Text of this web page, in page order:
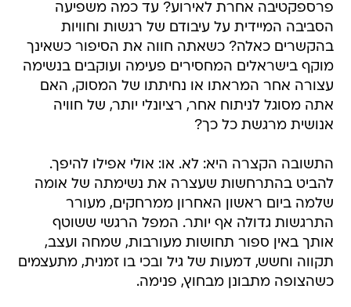
פרספקטיבה אחרת לאירוע? עד כמה משפיעה
הסביבה המיידית על עיבודם של רגשות וחוויות
בהקשרים כאלה? כשאתה חווה את הסיפור כשאינך
מוקף בישראלים המחסירים פעימה ועוקבים בנשימה
עצורה אחר המראתו או נחיתתו של המסוק, האם
אתה מסוגל לניתוח אחר, רציונלי יותר, של חוויה
אנושית מרגשת כל כך?
התשובה הקצרה היא: לא. או: אולי אפילו להיפך.
להביט בהתרחשות שעצרה את נשימתה של אומה
שלמה ביום ראשון האחרון ממרחקים, מעורר
התרגשות גדולה אף יותר. המפל הרגשי ששוטף
אותך באין ספור תחושות מעורבות, שמחה ועצב,
תקווה וחשש, דמעות של גיל ובכי בו זמנית, מתעצמים
כשהצופה מתבונן מבחוץ, פנימה.